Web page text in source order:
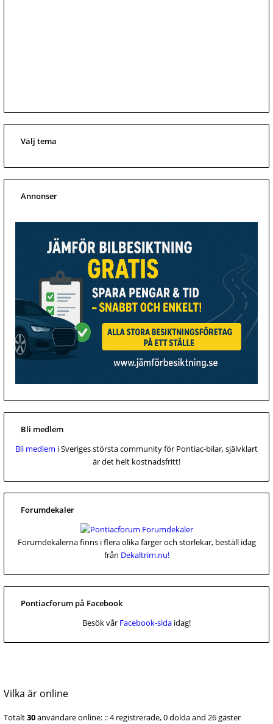
Välj tema
Annonser
Bli medlem
Bli medlem i Sveriges största community för Pontiac-bilar, självklart
är det helt kostnadsfritt!
Forumdekaler
Forumdekalerna finns i flera olika färger och storlekar, beställ idag
från Dekaltrim.nu!
Pontiacforum på Facebook
Besök vår Facebook-sida idag!
Vilka är online
Totalt30användare online: :: 4 registrerade, 0 dolda and 26 gäster